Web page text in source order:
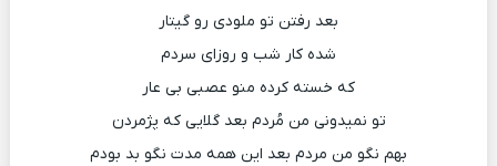
بعد رفتن تو ملودی رو گیتار
شده کار شب و روزای سردم
که خسته کرده منو عصبی بی عار
تو نمیدونی من مُردم بعد گلایی که پژمردن
بهم نگو من مردم بعد این همه مدت نگو بد بودم